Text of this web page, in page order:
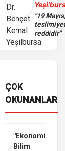
"19 Mayıs,
reddidir"
ÇOK
OKUNANLAR
"Ekonomi
Bilim